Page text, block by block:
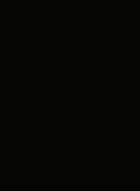
자
회